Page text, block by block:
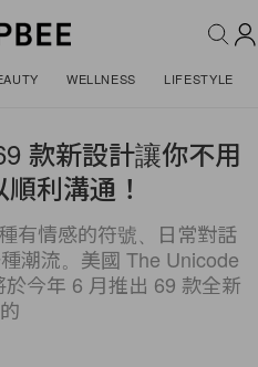
WELLNESS LIFESTYLE
款新設計讓你不用
利溝通！
有情感的符號、日常對話
潮流。美國 The Unicode
今年 6 月推出 69 款全新
的